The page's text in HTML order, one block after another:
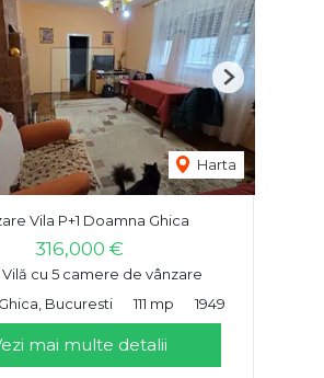
Harta
Next
Vila P+1 Doamna Ghica
316,000 €
Vilă cu 5 camere de vânzare
Bucuresti
111 mp 1949
mai multe detalii